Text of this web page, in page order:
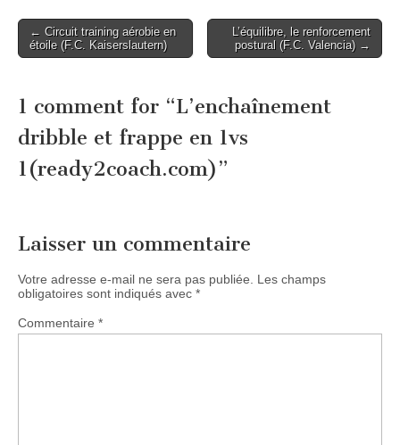
Post
navigation
← Circuit training aérobie en
étoile (F.C. Kaiserslautern)
L’équilibre, le renforcement
postural (F.C. Valencia) →
1 comment for “L’enchaînement
dribble et frappe en 1vs
1(ready2coach.com)”
Laisser un commentaire
Votre adresse e-mail ne sera pas publiée. Les champs
obligatoires sont indiqués avec *
Commentaire *